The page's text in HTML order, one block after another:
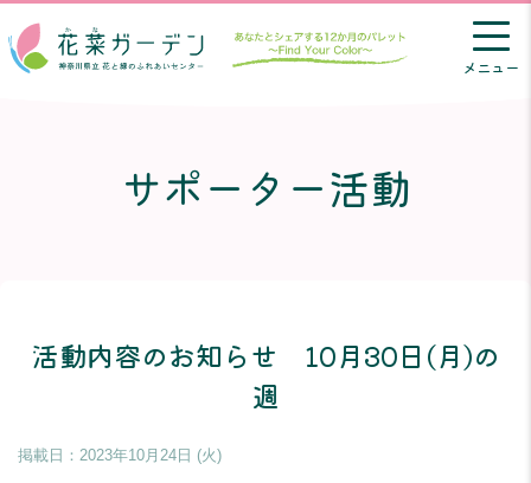
メニュー
サポーター活動
活動内容のお知らせ 10月30日(月)の
週
掲載日：2023年10月24日 (火)